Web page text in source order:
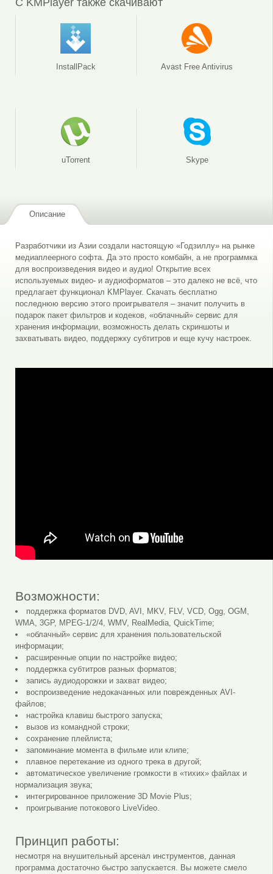
С KMPlayer также скачивают
InstallPack Avast Free Antivirus
uTorrent Skype
Описание
Разработчики из Азии создали настоящую «Годзиллу» на рынке
медиаплеерного софта. Да это просто комбайн, а не программка
для воспроизведения видео и аудио! Открытие всех
используемых видео- и аудиоформатов – это далеко не всё, что
предлагает функционал KMPlayer. Скачать бесплатно
последнюю версию этого проигрывателя – значит получить в
подарок пакет фильтров и кодеков, «облачный» сервис для
хранения информации, возможность делать скриншоты и
захватывать видео, поддержку субтитров и еще кучу настроек.
Возможности:
поддержка форматов DVD, AVI, MKV, FLV, VCD, Ogg, OGM,
WMA, 3GP, MPEG-1/2/4, WMV, RealMedia, QuickTime;
«облачный» сервис для хранения пользовательской
информации;
расширенные опции по настройке видео;
поддержка субтитров разных форматов;
запись аудиодорожки и захват видео;
воспроизведение недокачанных или поврежденных AVI-
файлов;
настройка клавиш быстрого запуска;
вызов из командной строки;
сохранение плейлиста;
запоминание момента в фильме или клипе;
плавное перетекание из одного трека в другой;
автоматическое увеличение громкости в «тихих» файлах и
нормализация звука;
интегрированное приложение 3D Movie Plus;
проигрывание потокового LiveVideo.
Принцип работы:
несмотря на внушительный арсенал инструментов, данная
программа достаточно быстро запускается. Вы можете смело